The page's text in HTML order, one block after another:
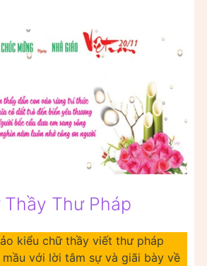
Thầy Thư Pháp
kiểu chữ thầy viết thư pháp
với lời tâm sự và giãi bày về